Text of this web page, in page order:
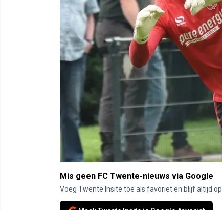
Mis geen FC Twente-nieuws via Google
Voeg Twente Insite toe als favoriet en blijf altijd